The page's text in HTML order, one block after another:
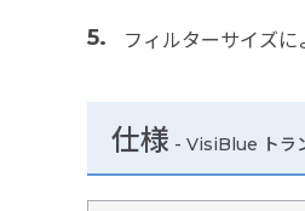
フィルターサイズに
仕様 - VisiBlue トラ